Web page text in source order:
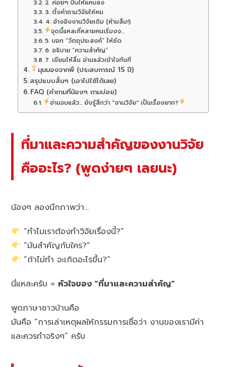
2. ค่อยๆ บีบให้แคบลง
3. ตั้งคำถามวิจัยให้คม
4. อ้างอิงงานวิจัยเดิม (ห้ามลืม!)
จุดนี้แหละที่หลายคนเริ่มงง…
5. บอก “วัตถุประสงค์” ให้ชัด
6. อธิบาย “ความสำคัญ”
7. เขียนให้ลื่น อ่านแล้วเข้าใจทันที
มุมมองจากพี่ (ประสบการณ์ 15 ปี)
สรุปแบบสั้นๆ (เอาไปใช้ได้เลย)
FAQ (คำถามที่น้องๆ ถามบ่อย)
อ่านจบแล้ว... ยังรู้สึกว่า "งานวิจัย" เป็นเรื่องยาก?
ที่มาและความสำคัญของงานวิจัย
คืออะไร? (พูดง่ายๆ เลยนะ)
น้องๆ ลองนึกภาพว่า…
“ทำไมเราต้องทำวิจัยเรื่องนี้?”
“มันสำคัญกับใคร?”
“ถ้าไม่ทำ จะเกิดอะไรขึ้น?”
นี่แหละครับ = หัวใจของ “ที่มาและความสำคัญ”
พูดภาษาชาวบ้านคือ
มันคือ “การเล่าเหตุผลให้กรรมการเชื่อว่า งานของเรามีค่า
และควรทำจริงๆ” ครับ